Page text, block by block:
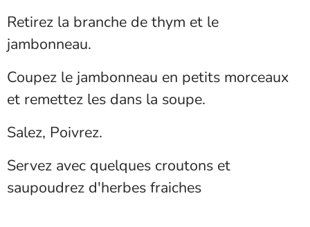
Retirez la branche de thym et le
jambonneau.
Coupez le jambonneau en petits morceaux
et remettez les dans la soupe.
Salez, Poivrez.
Servez avec quelques croutons et
saupoudrez d'herbes fraiches